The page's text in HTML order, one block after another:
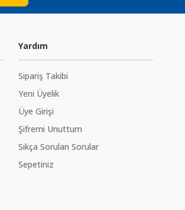
Yardım
Sipariş Takibi
Yeni Üyelik
Üye Girişi
Şifremi Unuttum
Sıkça Sorulan Sorular
Sepetiniz